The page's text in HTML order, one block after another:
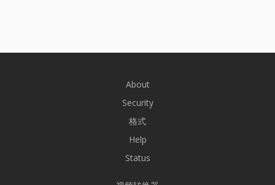
About
Security
格式
Help
Status